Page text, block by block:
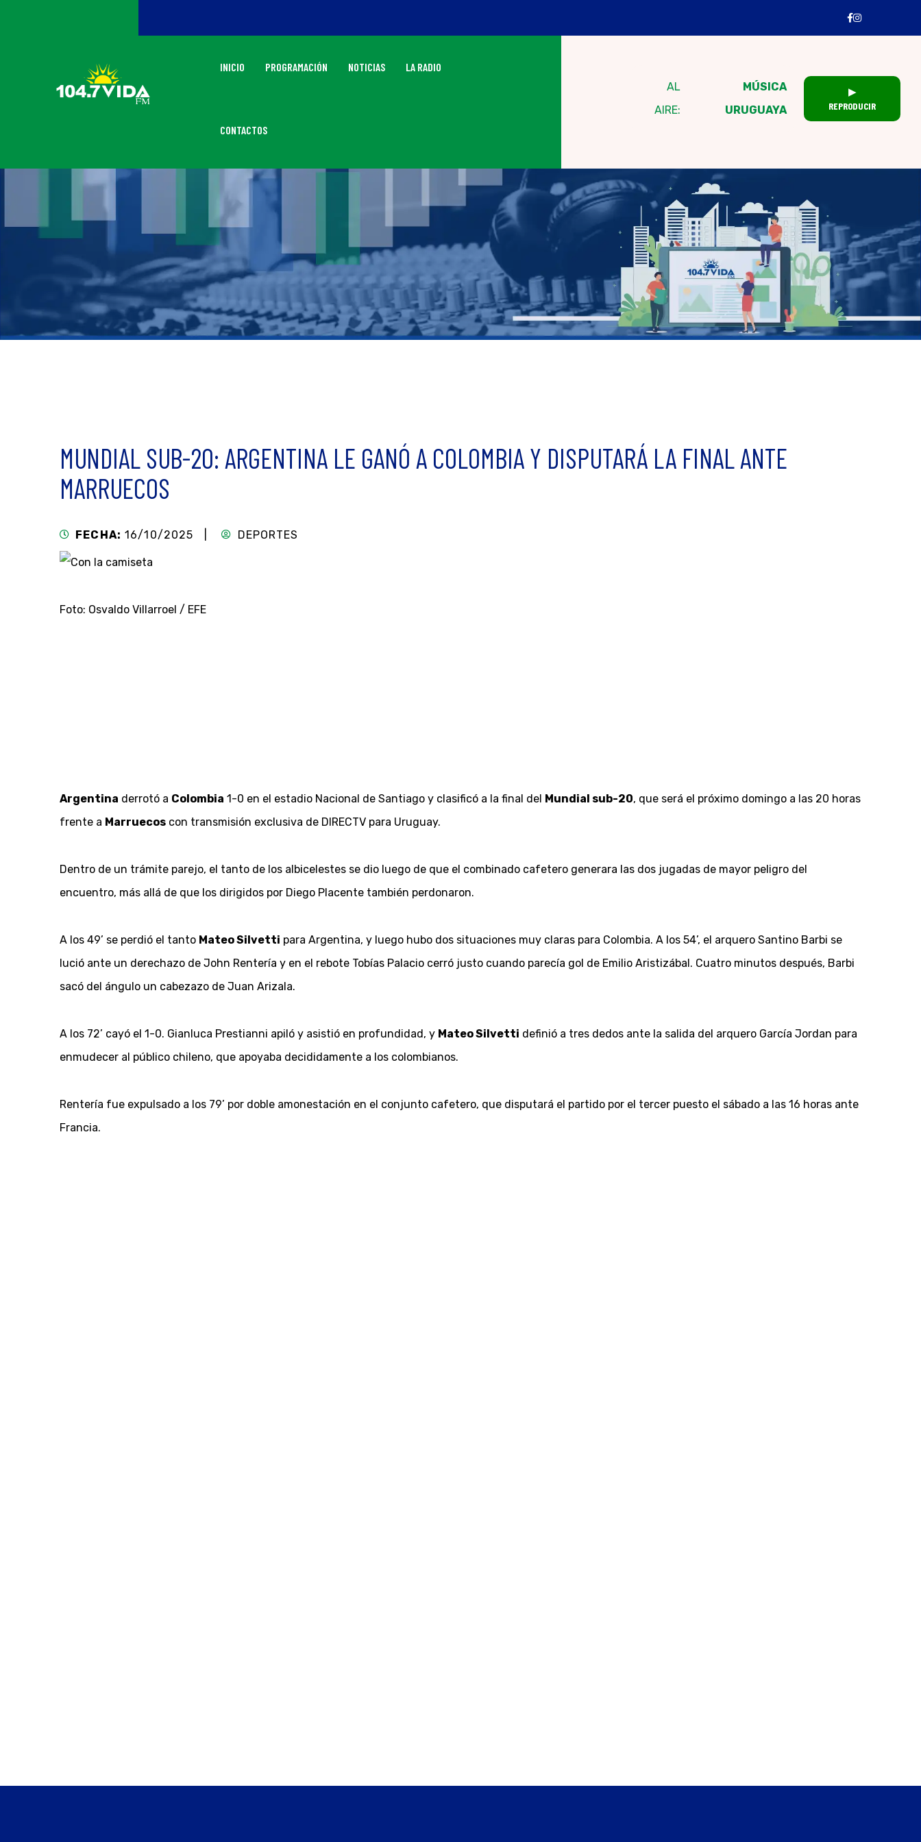
INICIO PROGRAMACIÓN NOTICIAS LA RADIO
CONTACTOS
AL
AIRE:
MÚSICA
URUGUAYA
▶
REPRODUCIR
MUNDIAL SUB-20: ARGENTINA LE GANÓ A COLOMBIA Y DISPUTARÁ LA FINAL ANTE
MARRUECOS
FECHA: 16/10/2025 | DEPORTES
Foto: Osvaldo Villarroel / EFE
Argentina derrotó a Colombia 1-0 en el estadio Nacional de Santiago y clasificó a la final del Mundial sub-20, que será el próximo domingo a las 20 horas
frente a Marruecos con transmisión exclusiva de DIRECTV para Uruguay.
Dentro de un trámite parejo, el tanto de los albicelestes se dio luego de que el combinado cafetero generara las dos jugadas de mayor peligro del
encuentro, más allá de que los dirigidos por Diego Placente también perdonaron.
A los 49’ se perdió el tanto Mateo Silvetti para Argentina, y luego hubo dos situaciones muy claras para Colombia. A los 54’, el arquero Santino Barbi se
lució ante un derechazo de John Rentería y en el rebote Tobías Palacio cerró justo cuando parecía gol de Emilio Aristizábal. Cuatro minutos después, Barbi
sacó del ángulo un cabezazo de Juan Arizala.
A los 72’ cayó el 1-0. Gianluca Prestianni apiló y asistió en profundidad, y Mateo Silvetti definió a tres dedos ante la salida del arquero García Jordan para
enmudecer al público chileno, que apoyaba decididamente a los colombianos.
Rentería fue expulsado a los 79’ por doble amonestación en el conjunto cafetero, que disputará el partido por el tercer puesto el sábado a las 16 horas ante
Francia.